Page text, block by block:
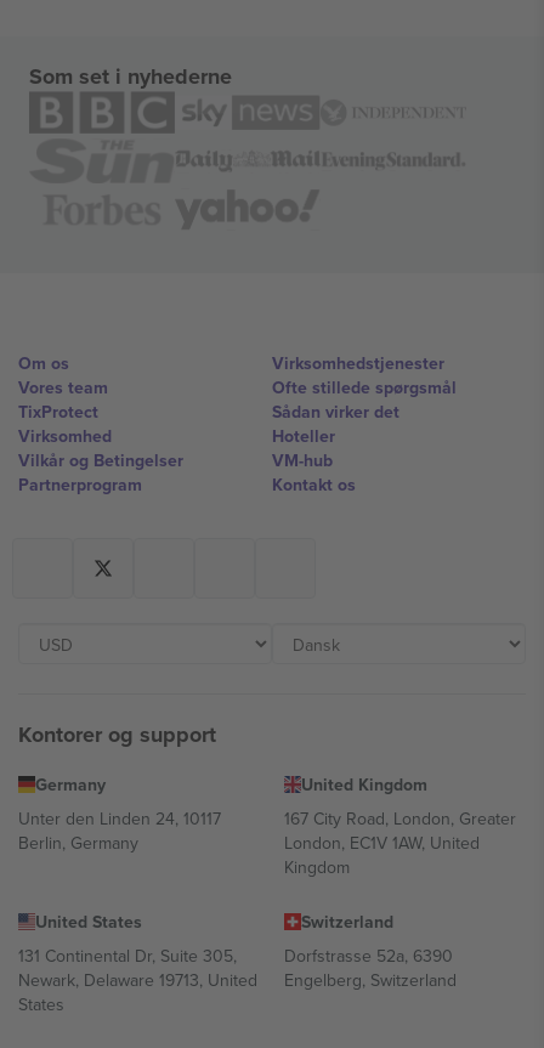
Som set i nyhederne
Om os
Vores team
TixProtect
Virksomhed
Vilkår og Betingelser
Partnerprogram
Virksomhedstjenester
Ofte stillede spørgsmål
Sådan virker det
Hoteller
VM-hub
Kontakt os
Kontorer og support
Germany
Unter den Linden 24, 10117
Berlin, Germany
United Kingdom
167 City Road, London, Greater
London, EC1V 1AW, United
Kingdom
United States
131 Continental Dr, Suite 305,
Newark, Delaware 19713, United
States
Switzerland
Dorfstrasse 52a, 6390
Engelberg, Switzerland